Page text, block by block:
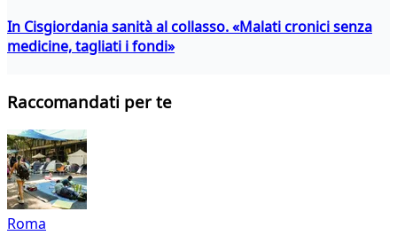
In Cisgiordania sanità al collasso. «Malati cronici senza
medicine, tagliati i fondi»
Raccomandati per te
Roma